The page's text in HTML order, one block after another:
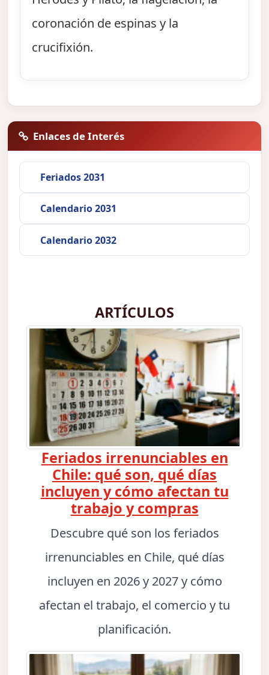
coronación de espinas y la
crucifixión.
Enlaces de Interés
Feriados 2031
Calendario 2031
Calendario 2032
ARTÍCULOS
Feriados irrenunciables en
Chile: qué son, qué días
incluyen y cómo afectan tu
trabajo y compras
Descubre qué son los feriados
irrenunciables en Chile, qué días
incluyen en 2026 y 2027 y cómo
afectan el trabajo, el comercio y tu
planificación.